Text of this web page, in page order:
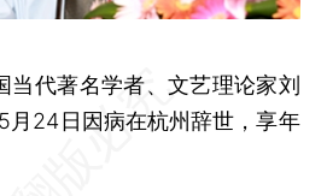
当代著名学者、文艺理论家刘
24日因病在杭州辞世，享年